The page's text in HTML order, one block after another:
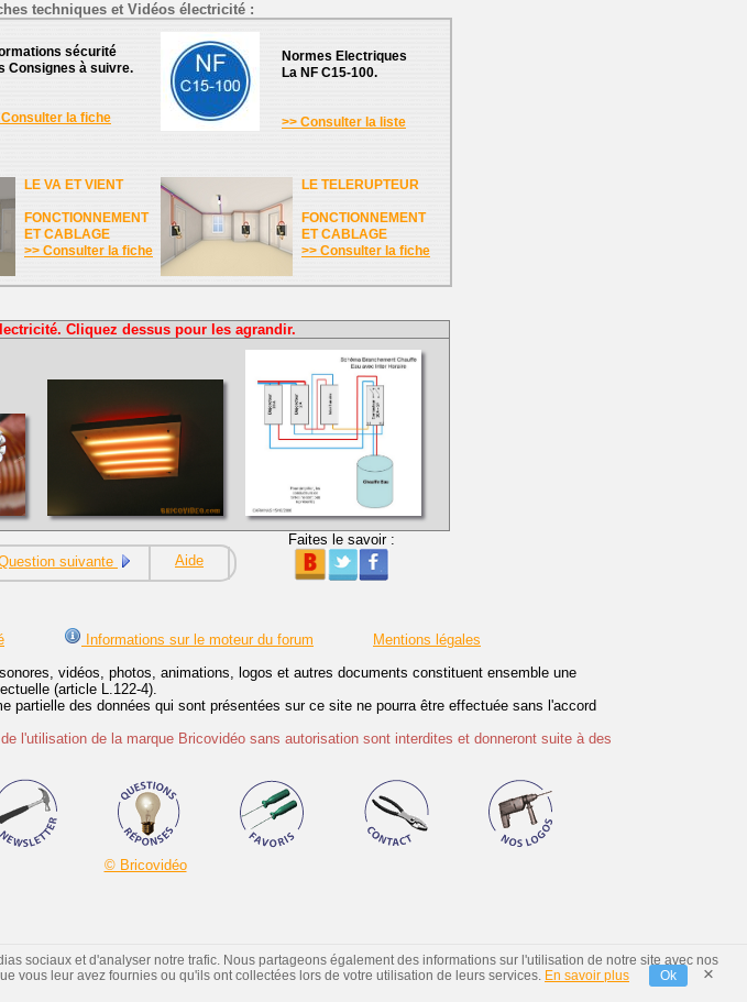
techniques et Vidéos électricité :
sécurité
Consignes à suivre.
Consulter la fiche
Normes Electriques
La NF C15-100.
>> Consulter la liste
LE VA ET VIENT
FONCTIONNEMENT
ET CABLAGE
>> Consulter la fiche
LE TELERUPTEUR
FONCTIONNEMENT
ET CABLAGE
>> Consulter la fiche
Cliquez dessus pour les agrandir.
suivante Aide
Faites le savoir :
Informations sur le moteur du forum
Mentions légales
vidéos, photos, animations, logos et autres documents constituent ensemble une
(article L.122-4).
partielle des données qui sont présentées sur ce site ne pourra être effectuée sans l'accord
l'utilisation de la marque Bricovidéo sans autorisation sont interdites et donneront suite à des
© Bricovidéo
sociaux et d'analyser notre trafic. Nous partageons également des informations sur l'utilisation de notre site avec nos
vous leur avez fournies ou qu'ils ont collectées lors de votre utilisation de leurs services.
En savoir plus Ok ×